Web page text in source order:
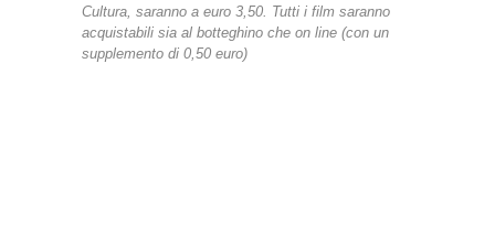
Cultura, saranno a euro 3,50. Tutti i film saranno
acquistabili sia al botteghino che on line (con un
supplemento di 0,50 euro)